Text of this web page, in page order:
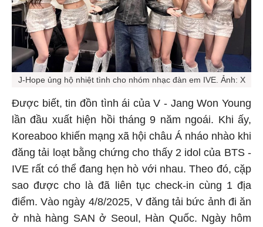
J-Hope ủng hộ nhiệt tình cho nhóm nhạc đàn em IVE. Ảnh: X
Được biết, tin đồn tình ái của V - Jang Won Young
lần đầu xuất hiện hồi tháng 9 năm ngoái. Khi ấy,
Koreaboo khiến mạng xã hội châu Á nháo nhào khi
đăng tải loạt bằng chứng cho thấy 2 idol của BTS -
IVE rất có thể đang hẹn hò với nhau. Theo đó, cặp
sao được cho là đã liên tục check-in cùng 1 địa
điểm. Vào ngày 4/8/2025, V đăng tải bức ảnh đi ăn
ở nhà hàng SAN ở Seoul, Hàn Quốc. Ngày hôm